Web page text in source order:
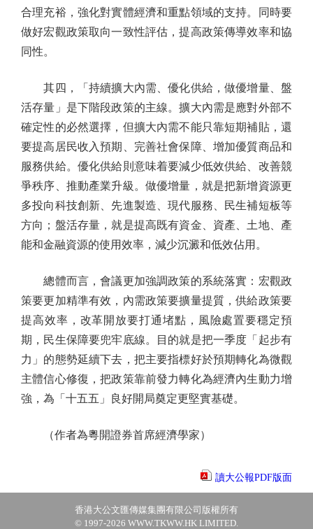
合理充裕，強化對實體經濟和重點領域的支持。同時要
做好宏觀政策取向一致性評估，提高政策傳導效率和協
同性。
其四，「持續擴大內需、優化供給，做優增量、盤
活存量」是下階段政策的主線。擴大內需是應對外部不
確定性的必然選擇，但擴大內需不能只靠短期補貼，還
要提高居民收入預期、完善社會保障、增加優質商品和
服務供給。優化供給則意味着要減少低效供給、改善競
爭秩序、推動產業升級。做優增量，就是把新增資源更
多投向科技創新、先進製造、現代服務、民生補短板等
方向；盤活存量，就是提高既有資金、資產、土地、產
能和金融資源的使用效率，減少沉澱和低效佔用。
總體而言，會議更加強調政策的系統落實：宏觀政
策要更加精準有效，內需政策要擴量提質，供給政策要
提高效率，改革開放要打通堵點，風險處置要穩定預
期，民生保障要兜牢底線。目的就是把一季度「起步有
力」的態勢延續下去，把主要指標好於預期轉化為微觀
主體信心修復，把政策靠前發力轉化為經濟內生動力增
強，為「十五五」良好開局奠定更堅實基礎。
（作者為粵開證券首席經濟學家）
讀大公報PDF版面
香港大公文匯傳媒集團有限公司版權所有
© 1997-2026 WWW.TKWW.HK LIMITED.